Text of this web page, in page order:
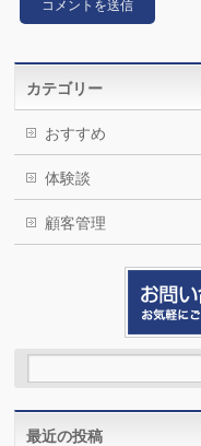
カテゴリー
おすすめ
体験談
顧客管理
最近の投稿